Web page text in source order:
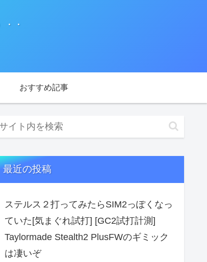
・ ・
おすすめ記事
最近の投稿
ステルス２打ってみたらSIM2っぽくなっ
ていた[気まぐれ試打] [GC2試打計測]
Taylormade Stealth2 PlusFWのギミック
は凄いぞ